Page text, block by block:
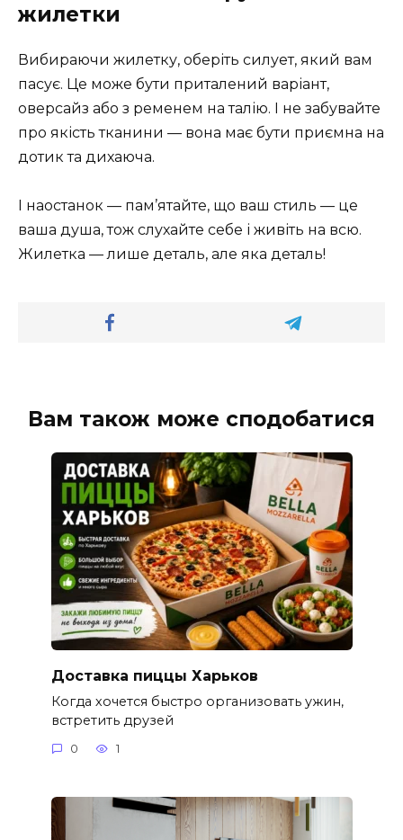
жилетки
Вибираючи жилетку, оберіть силует, який вам
пасує. Це може бути приталений варіант,
оверсайз або з ременем на талію. І не забувайте
про якість тканини — вона має бути приємна на
дотик та дихаюча.
І наостанок — пам’ятайте, що ваш стиль — це
ваша душа, тож слухайте себе і живіть на всю.
Жилетка — лише деталь, але яка деталь!
Вам також може сподобатися
Доставка пиццы Харьков
Когда хочется быстро организовать ужин,
встретить друзей
0 1